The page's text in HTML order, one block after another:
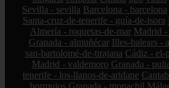
Sevilla - sevilla Barcelona - barcelona
Santa-cruz-de-tenerife - guía-de-isora
Almería - roquetas-de-mar Madrid -
Granada - almuñécar Illes-balears -
san-bartolomé-de-tirajana Cádiz - el-
Madrid - valdemoro Granada -
tenerife - los-llanos-de-aridane